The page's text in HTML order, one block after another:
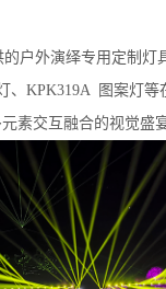
户外演绎专用定制灯
、KPK319A 图案灯等
素交互融合的视觉盛宴